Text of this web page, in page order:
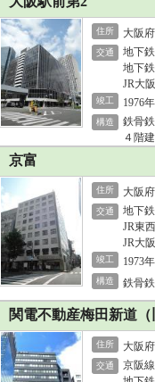
住所 大阪
交通
地下
地下
JR大
竣工 1976
構造
鉄骨
４階建
京富
住所 大阪
交通
地下
JR東
JR大
竣工 1973
構造 鉄骨
関電不動産梅田新道（
住所 大阪
交通
京阪